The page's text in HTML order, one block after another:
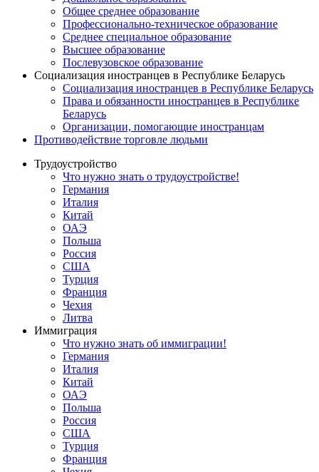
Общее среднее образование
Профессионально-техническое образование
Среднее специальное образование
Высшее образование
Послевузовское образование
Социализация иностранцев в Республике Беларусь
Социализация иностранцев в Республике Беларусь
Права и обязанности иностранцев в Республике
Беларусь
Oрганизации, помогающие иностранцам
Противодействие торговле людьми
Трудоустройство
Что нужно знать о трудоустройстве!
Германия
Италия
Китай
ОАЭ
Польша
Россия
США
Турция
Франция
Чехия
Литва
Иммиграция
Что нужно знать об иммиграции!
Германия
Италия
Китай
ОАЭ
Польша
Россия
США
Турция
Франция